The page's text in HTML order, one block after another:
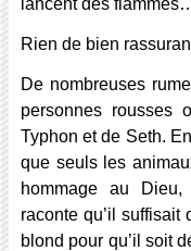
Rien de bien
De nombreuses
personnes rousses
Typhon et de Seth.
que seuls les
hommage au
raconte qu’il suffisait
blond pour qu’il soit